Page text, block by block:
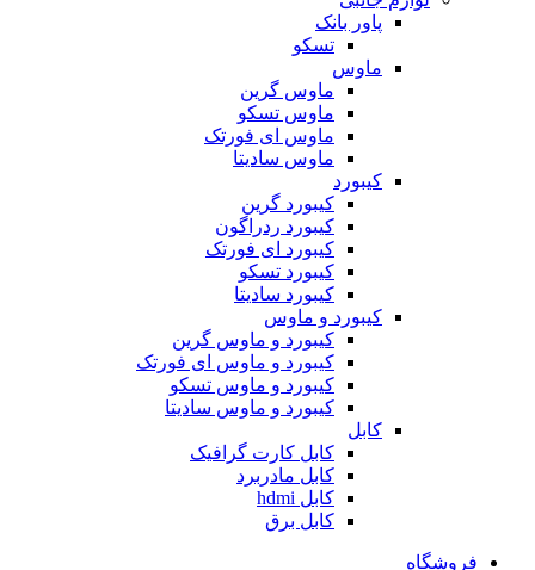
پاور بانک
تسکو
ماوس
ماوس گرین
ماوس تسکو
ماوس ای فورتک
ماوس سادیتا
کیبورد
کیبورد گرین
کیبورد ردراگون
کیبورد ای فورتک
کیبورد تسکو
کیبورد سادیتا
کیبورد و ماوس
کیبورد و ماوس گرین
کیبورد و ماوس ای فورتک
کیبورد و ماوس تسکو
کیبورد و ماوس سادیتا
کابل
کابل کارت گرافیک
کابل مادربرد
کابل hdmi
کابل برق
فروشگاه